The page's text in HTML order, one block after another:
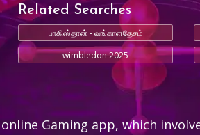
Related Searches
பாகிஸ்தான் - வங்காளதேசம்
wimbledon 2025
Gaming app, which